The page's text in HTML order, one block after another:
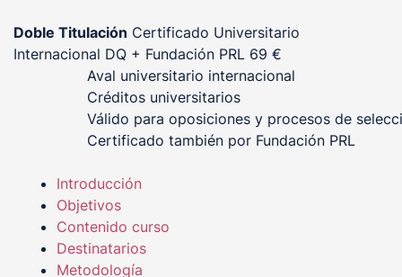
Doble Titulación Certificado Universitario
Internacional DQ + Fundación PRL 69 €
Aval universitario internacional
Créditos universitarios
Válido para oposiciones y procesos de
Certificado también por Fundación PRL
Introducción
Objetivos
Contenido curso
Destinatarios
Metodología